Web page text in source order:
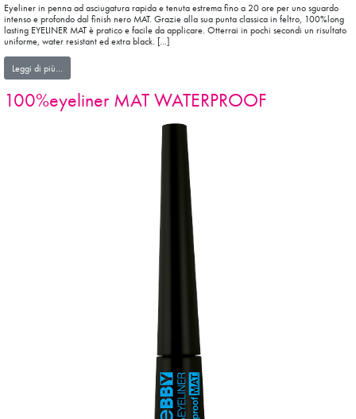
Eyeliner in penna ad asciugatura rapida e tenuta estrema fino a 20 ore per uno sguardo
intenso e profondo dal finish nero MAT. Grazie alla sua punta classica in feltro, 100%long
lasting EYELINER MAT è pratico e facile da applicare. Otterrai in pochi secondi un risultato
uniforme, water resistant ed extra black. […]
Leggi di più…
100%eyeliner MAT WATERPROOF